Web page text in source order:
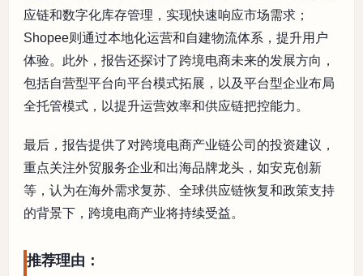
应链和数字化库存管理，实现快速响应市场需求；
Shopee则通过本地化运营和自建物流体系，提升用户
体验。此外，报告还探讨了跨境电商未来的发展方向，
包括自营型平台向平台模式拓展，以及平台型企业布局
全托管模式，以提升运营效率和供应链把控能力。
最后，报告提供了对跨境电商产业链公司的投资建议，
重点关注外贸服务企业和出海品牌龙头，如安克创新
等，认为在海外需求复苏、全球供应链恢复和政策支持
的背景下，跨境电商产业将持续受益。
推荐理由：